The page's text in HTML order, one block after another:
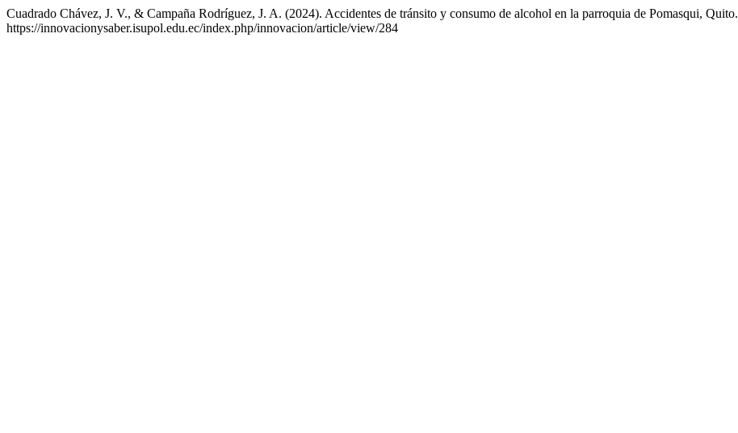
Cuadrado Chávez, J. V., & Campaña Rodríguez, J. A. (2024). Accidentes de tránsito y consumo de alcohol en la parroquia de Pomasqui, Quito.
https://innovacionysaber.isupol.edu.ec/index.php/innovacion/article/view/284